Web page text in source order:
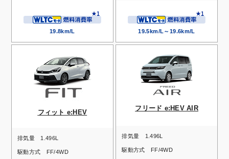
19.8km/L 19.5km/L～19.6km/L
フィット e:HEV
排気量 1.496L
駆動方式 FF/4WD
フリード e:HEV AIR
排気量 1.496L
駆動方式 FF/4WD